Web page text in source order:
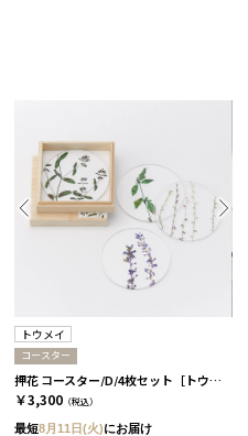
トウメイ
コースター
押花 コースター/D/4枚セット［トウメイ］
￥3,300 （税込）
最短8月11日(火)にお届け